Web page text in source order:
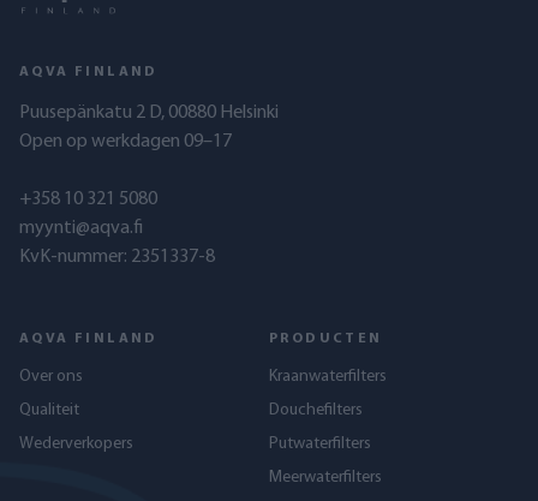
AQVA FINLAND
Puusepänkatu 2 D, 00880 Helsinki
Open op werkdagen 09–17
+358 10 321 5080
myynti@aqva.fi
KvK-nummer: 2351337-8
AQVA FINLAND
Over ons
Qualiteit
Wederverkopers
PRODUCTEN
Kraanwaterfilters
Douchefilters
Putwaterfilters
Meerwaterfilters